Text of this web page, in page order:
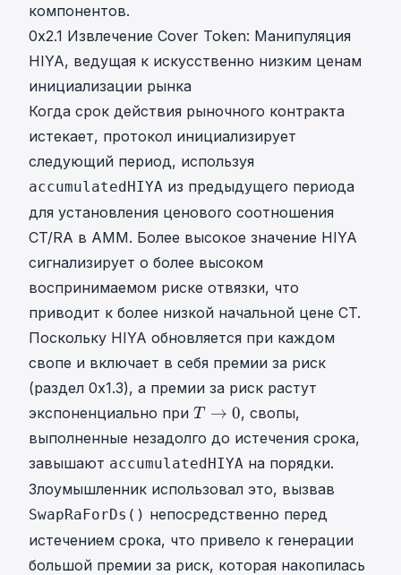
компонентов.
0x2.1 Извлечение Cover Token: Манипуляция
HIYA, ведущая к искусственно низким ценам
инициализации рынка
Когда срок действия рыночного контракта
истекает, протокол инициализирует
следующий период, используя
accumulatedHIYA из предыдущего периода
для установления ценового соотношения
CT/RA в AMM. Более высокое значение HIYA
сигнализирует о более высоком
воспринимаемом риске отвязки, что
приводит к более низкой начальной цене CT.
Поскольку HIYA обновляется при каждом
свопе и включает в себя премии за риск
(раздел 0x1.3), а премии за риск растут
экспоненциально при T
→
T
\
t
o
T → 0, свопы,
выполненные незадолго до истечения срока,
завышают accumulatedHIYA на порядки.
Злоумышленник использовал это, вызвав
SwapRaForDs() непосредственно перед
истечением срока, что привело к генерации
большой премии за риск, которая накопилась